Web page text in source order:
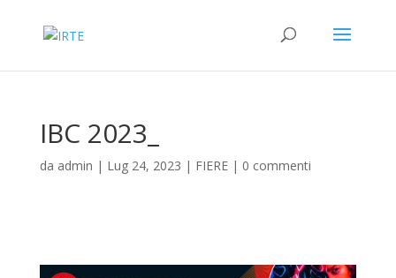
IBC 2023_
da admin | Lug 24, 2023 | FIERE| 0 commenti